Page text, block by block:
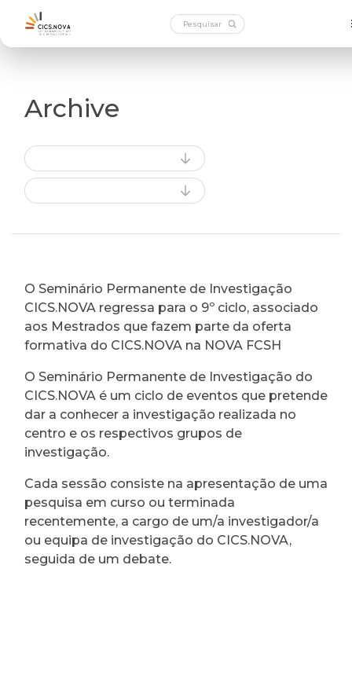
Archive
O Seminário Permanente de Investigação
CICS.NOVA regressa para o 9º ciclo, associado
aos Mestrados que fazem parte da oferta
formativa do CICS.NOVA na NOVA FCSH
O Seminário Permanente de Investigação do
CICS.NOVA é um ciclo de eventos que pretende
dar a conhecer a investigação realizada no
centro e os respectivos grupos de
investigação.
Cada sessão consiste na apresentação de uma
pesquisa em curso ou terminada
recentemente, a cargo de um/a investigador/a
ou equipa de investigação do CICS.NOVA,
seguida de um debate.